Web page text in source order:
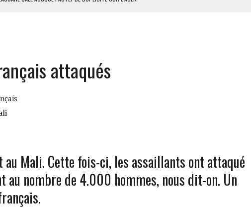
L’AVANCEMENT DU PROJET SÉNÉGALO-MAURITANIEN
POUR BÂTIR LA GRANDE CÔTE D’IVOIRE
661 DÉTENUS POUR L’INDÉPENDANCE
attaqués
Mali. Cette fois-ci, les assaillants ont attaqué
au nombre de 4.000 hommes, nous dit-on. Un